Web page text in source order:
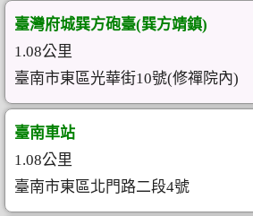
臺灣府城巽方砲臺(巽方靖鎮)
1.08公里
臺南市東區光華街10號(修禪院內)
臺南車站
1.08公里
臺南市東區北門路二段4號